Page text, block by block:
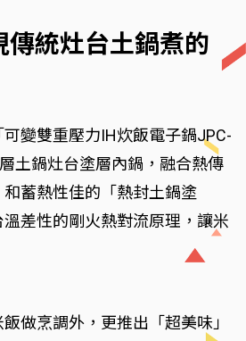
傳統灶台土鍋煮的
變雙重壓力IH炊飯電子鍋JPC-
土鍋灶台塗層內鍋，融合熱傳
蓄熱性佳的「熱封土鍋塗
差性的剛火熱對流原理，讓米
做烹調外，更推出「超美味」